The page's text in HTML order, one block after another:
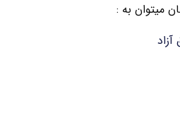
میتوان به :